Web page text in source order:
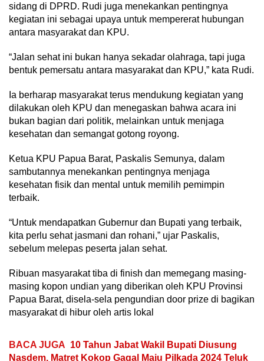
sidang di DPRD. Rudi juga menekankan pentingnya
kegiatan ini sebagai upaya untuk mempererat hubungan
antara masyarakat dan KPU.
“Jalan sehat ini bukan hanya sekadar olahraga, tapi juga
bentuk pemersatu antara masyarakat dan KPU,” kata Rudi.
Ia berharap masyarakat terus mendukung kegiatan yang
dilakukan oleh KPU dan menegaskan bahwa acara ini
bukan bagian dari politik, melainkan untuk menjaga
kesehatan dan semangat gotong royong.
Ketua KPU Papua Barat, Paskalis Semunya, dalam
sambutannya menekankan pentingnya menjaga
kesehatan fisik dan mental untuk memilih pemimpin
terbaik.
“Untuk mendapatkan Gubernur dan Bupati yang terbaik,
kita perlu sehat jasmani dan rohani,” ujar Paskalis,
sebelum melepas peserta jalan sehat.
Ribuan masyarakat tiba di finish dan memegang masing-
masing kopon undian yang diberikan oleh KPU Provinsi
Papua Barat, disela-sela pengundian door prize di bagikan
masyarakat di hibur oleh artis lokal
BACA JUGA 10 Tahun Jabat Wakil Bupati Diusung
Nasdem, Matret Kokop Gagal Maju Pilkada 2024 Teluk